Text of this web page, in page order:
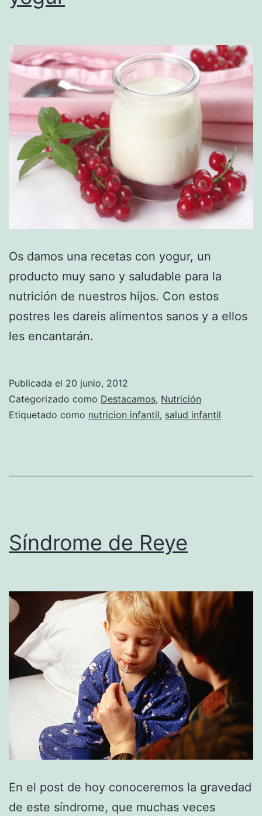
Os damos una recetas con yogur, un
producto muy sano y saludable para la
nutrición de nuestros hijos. Con estos
postres les dareis alimentos sanos y a ellos
les encantarán.
Publicada el 20 junio, 2012
Categorizado como Destacamos, Nutrición
Etiquetado como nutricion infantil, salud infantil
Síndrome de Reye
En el post de hoy conoceremos la gravedad
de este síndrome, que muchas veces